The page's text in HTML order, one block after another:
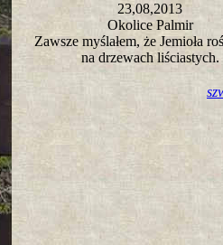
23,08,2013
Okolice Palmir
Zawsze myślałem, że Jemioła
na drzewach